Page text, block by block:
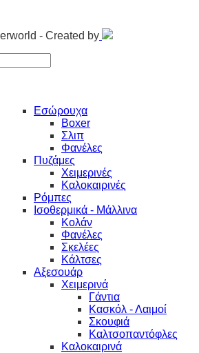
- Created by
Εσώρουχα
Boxer
Σλιπ
Φανέλες
Πυζάμες
Χειμερινές
Καλοκαιρινές
Ρόμπες
Ισοθερμικά - Μάλλινα
Κολάν
Φανέλες
Σκελέες
Κάλτσες
Αξεσουάρ
Χειμερινά
Γάντια
Κασκόλ - Λαιμοί
Σκουφιά
Καλτσοπαντόφλες
Καλοκαιρινά